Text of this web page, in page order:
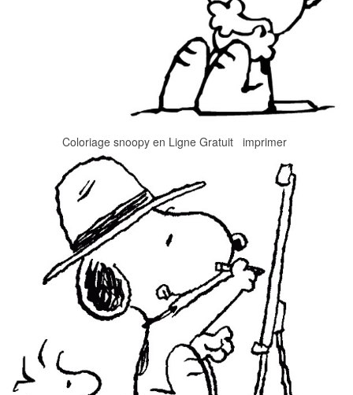
Coloriage snoopy en Ligne Gratuit imprimer